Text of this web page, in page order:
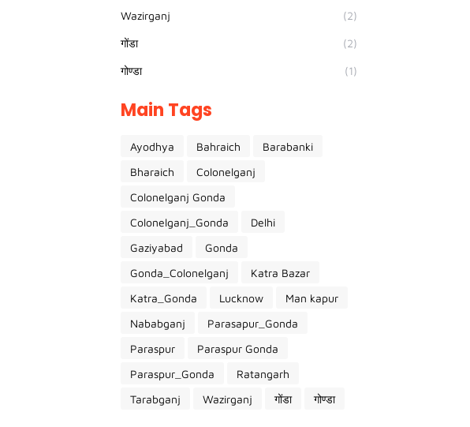
Wazirganj (2)
गोंडा (2)
गोण्डा (1)
Main Tags
Ayodhya Bahraich
Barabanki
Bharaich
Colonelganj
Colonelganj Gonda
Colonelganj_Gonda
Delhi
Gaziyabad
Gonda
Gonda_Colonelganj
Katra Bazar
Katra_Gonda
Lucknow
Man kapur
Nababganj
Parasapur_Gonda
Paraspur
Paraspur Gonda
Paraspur_Gonda
Ratangarh
Tarabganj
Wazirganj गोंडा गोण्डा